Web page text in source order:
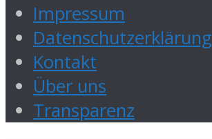
Impressum
Datenschutzerklärung
Kontakt
Über uns
Transparenz